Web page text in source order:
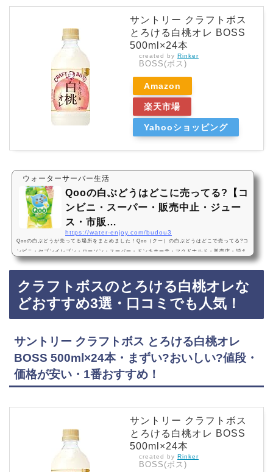
サントリー クラフトボス
とろける白桃オレ BOSS
500ml×24本
created by Rinker
BOSS(ボス)
Amazon
楽天市場
Yahooショッピング
ウォーターサーバー生活
Qooの白ぶどうはどこに売ってる?【コ
ンビニ・スーパー・販売中止・ジュー
ス・市販…
https://water-enjoy.com/budou3
Qooの白ぶどうが売ってる場所をまとめました！Qoo（クー）の白ぶどうはどこで売ってる?コ
ンビニ・セブンイレブン・ローソン・スーパー・ドンキホーテ・マクドナルド・販売店・消え
た？どこで買える?通販・Amazon・楽天・販売中止?売ってない?2024年2月12日から復活販
ンなどのコンビニ、スーパー、ドンキホーテに売っています！店舗によっては売ってない店も
あるので、Amazonや楽天でもQoo（クー）の白ぶどうがお得に買えておすすめです！Qooの
白ぶ…
クラフトボスのとろける白桃オレな
どおすすめ3選・口コミでも人気！
サントリー クラフトボス とろける白桃オレ
BOSS 500ml×24本・まずい?おいしい?値段・
価格が安い・1番おすすめ！
サントリー クラフトボス
とろける白桃オレ BOSS
500ml×24本
created by Rinker
BOSS(ボス)